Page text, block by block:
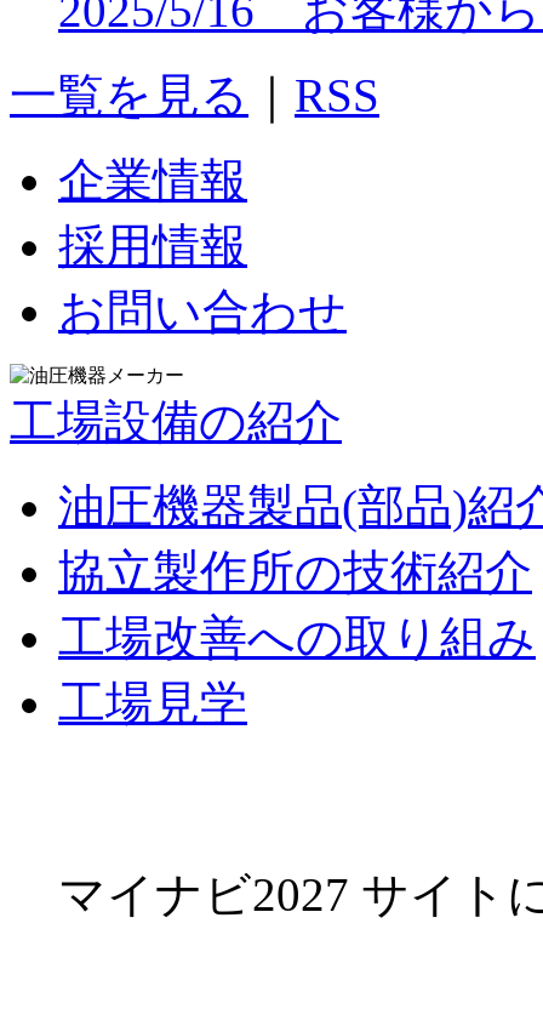
2025/5/16 お客様か
一覧を見る
RSS
企業情報
採用情報
お問い合わせ
工場設備の紹介
油圧機器製品(部品)紹
協立製作所の技術紹介
工場改善への取り組み
工場見学
マイナビ2027 サイト